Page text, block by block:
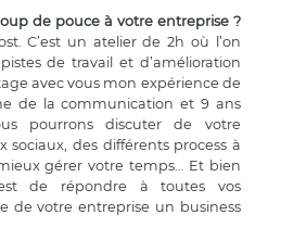
de pouce à votre entreprise ?
C’est un atelier de 2h où l’on
de travail et d’amélioration
avec vous mon expérience de
de la communication et 9 ans
pourrons discuter de votre
sociaux, des différents process à
gérer votre temps… Et bien
est de répondre à toutes vos
de votre entreprise un business